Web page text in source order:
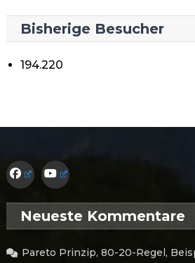
Bisherige Besucher
194.220
Neueste Kommentare
Pareto Prinzip, 80-20-Regel,